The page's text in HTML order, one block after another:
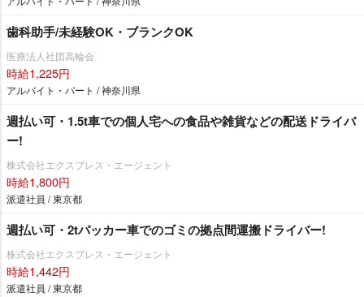
歯科助手/未経験OK・ブランクOK
医療法人社団高輪会
時給1,225円
アルバイト・パート / 神奈川県
週払い可・1.5t車での個人宅への食品や雑貨などの配送ドライバ
ー!
株式会社エクスプレス・エージェント
時給1,800円
派遣社員 / 東京都
週払い可・2tパッカー車でのゴミの拠点間運搬ドライバー!
株式会社エクスプレス・エージェント
時給1,442円
派遣社員 / 東京都